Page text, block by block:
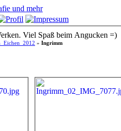
Viel Spaß beim Angucken =)
» Ingrimm